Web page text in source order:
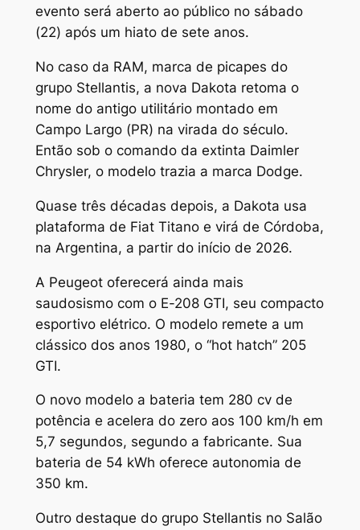
evento será aberto ao público no sábado
(22) após um hiato de sete anos.
No caso da RAM, marca de picapes do
grupo Stellantis, a nova Dakota retoma o
nome do antigo utilitário montado em
Campo Largo (PR) na virada do século.
Então sob o comando da extinta Daimler
Chrysler, o modelo trazia a marca Dodge.
Quase três décadas depois, a Dakota usa
plataforma de Fiat Titano e virá de Córdoba,
na Argentina, a partir do início de 2026.
A Peugeot oferecerá ainda mais
saudosismo com o E-208 GTI, seu compacto
esportivo elétrico. O modelo remete a um
clássico dos anos 1980, o “hot hatch” 205
GTI.
O novo modelo a bateria tem 280 cv de
potência e acelera do zero aos 100 km/h em
5,7 segundos, segundo a fabricante. Sua
bateria de 54 kWh oferece autonomia de
350 km.
Outro destaque do grupo Stellantis no Salão